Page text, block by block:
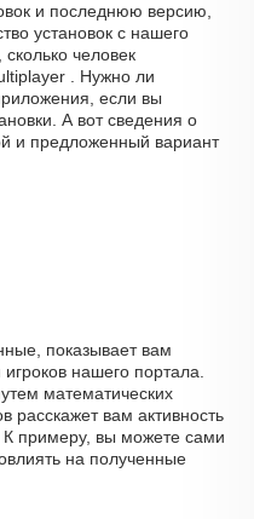
и последнюю версию,
установок с нашего
человек
. Нужно ли
если вы
А вот сведения о
и предложенный вариант
показывает вам
нашего портала.
математических
расскажет вам активность
К примеру, вы можете сами
на полученные